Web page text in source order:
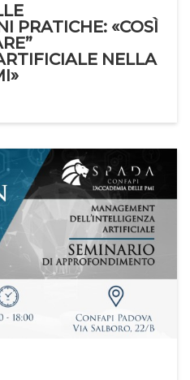
PRATICHE: «COSÌ
NELLA